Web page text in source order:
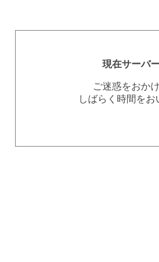
現在サーバ
ご迷惑をおか
しばらく時間を